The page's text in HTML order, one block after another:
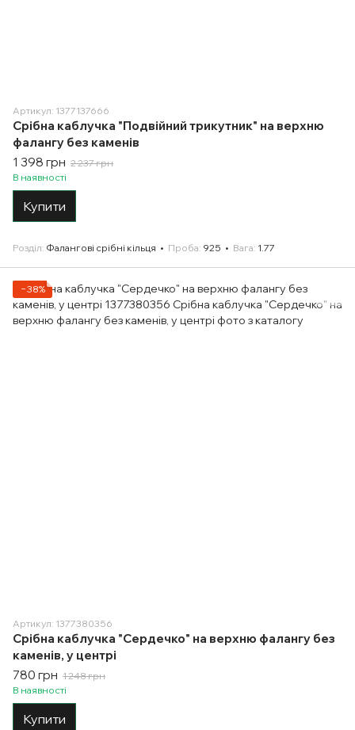
Артикул: 1377137666
Срібна каблучка "Подвійний трикутник" на верхню
фалангу без каменів
1 398 грн 2 237 грн
В наявності
Купити
Розділ Фалангові срібні кільця Проба 925 Вага 1.77
−38%
Артикул: 1377380356
Срібна каблучка "Сердечко" на верхню фалангу без
каменів, у центрі
780 грн 1 248 грн
В наявності
Купити